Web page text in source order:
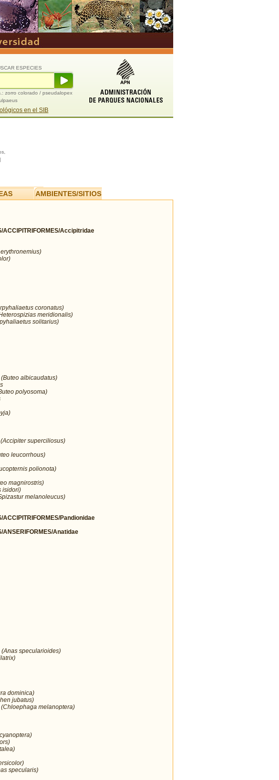
ESPECIES
zorro colorado / pseudalopex
en el SIB
AMBIENTES/SITIOS
ACCIPITRIFORMES/Accipitridae
coronatus)
meridionalis)
solitarius)
albicaudatus)
polyosoma)
superciliosus)
leucorrhous)
polionota)
magnirostris)
isidori)
melanoleucus)
ACCIPITRIFORMES/Pandionidae
ANSERIFORMES/Anatidae
specularioides)
dominica)
jubatus)
melanoptera)
specularis)